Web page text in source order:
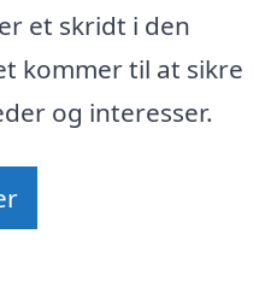
et skridt i den
kommer til at sikre
og interesser.